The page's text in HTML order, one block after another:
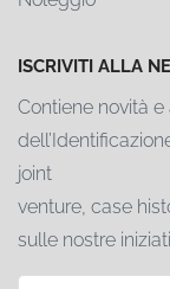
ISCRIVITI ALLA
Contiene novità
joint
venture, case
sulle nostre